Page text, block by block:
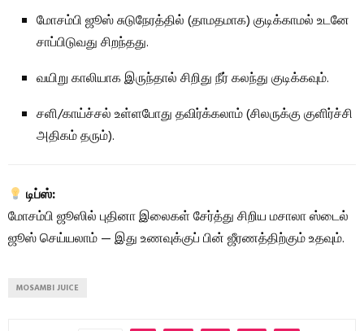
மோசம்பி ஜூஸ் சுடுநேரத்தில் (தாமதமாக) குடிக்காமல் உடனே
சாப்பிடுவது சிறந்தது.
வயிறு காலியாக இருந்தால் சிறிது நீர் கலந்து குடிக்கவும்.
சளி/காய்ச்சல் உள்ளபோது தவிர்க்கலாம் (சிலருக்கு குளிர்ச்சி
அதிகம் தரும்).
டிப்ஸ்:
மோசம்பி ஜூஸில் புதினா இலைகள் சேர்த்து சிறிய மசாலா ஸ்டைல்
ஜூஸ் செய்யலாம் — இது உணவுக்குப் பின் ஜீரணத்திற்கும் உதவும்.
MOSAMBI JUICE